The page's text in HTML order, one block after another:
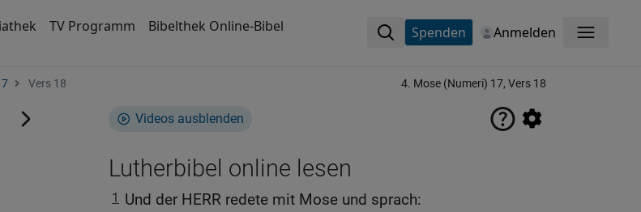
TV Programm Bibelthek Online-Bibel Spenden Anmelden Menü
Vers 18 4. Mose (Numeri) 17, Vers 18
Videos ausblenden
Lutherbibel online lesen
1 Und der HERR redete mit Mose und sprach: